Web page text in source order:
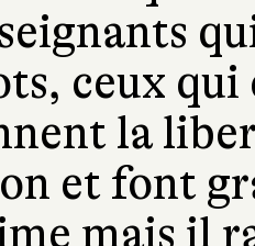
ceux
la
et font
mais il